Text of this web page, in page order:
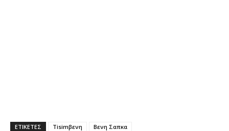
ΕΤΙΚΕΤΕΣ Tisimβενη Βενη Σαπκα